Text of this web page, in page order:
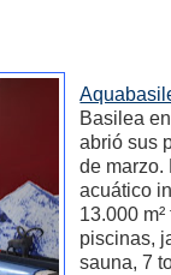
Basilea
abrió sus
de marzo.
acuático
13.000
piscinas,
sauna, 7